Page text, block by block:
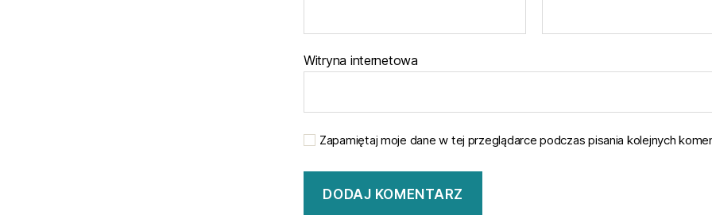
Witryna internetowa
Zapamiętaj moje dane w tej przeglądarce podczas pisania kolejnych